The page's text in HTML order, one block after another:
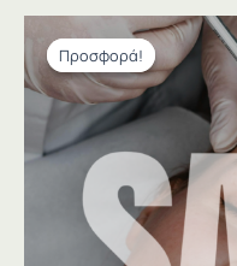
Προσφορά!
Προσφορά!